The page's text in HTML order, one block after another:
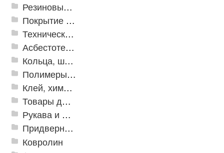
Резиновые и ПВХ дорожки
Покрытие из резиновой крошки
Техническая резина
Асбестотехнические и теплоизоляционные материалы
Кольца, шайбы, манжеты
Полимеры и пластики
Клей, химия, сопутствующие товары
Товары для дома
Рукава и шланги промышленные
Придверные решетки
Ковролин